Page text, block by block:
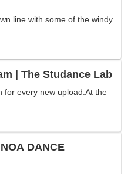
line with some of the windy
| The Studance Lab
for every new upload.At the
DANCE